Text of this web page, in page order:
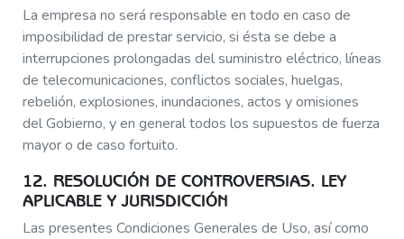
La empresa no será responsable en todo en caso de
imposibilidad de prestar servicio, si ésta se debe a
interrupciones prolongadas del suministro eléctrico, líneas
de telecomunicaciones, conflictos sociales, huelgas,
rebelión, explosiones, inundaciones, actos y omisiones
del Gobierno, y en general todos los supuestos de fuerza
mayor o de caso fortuito.
12. RESOLUCIÓN DE CONTROVERSIAS. LEY
APLICABLE Y JURISDICCIÓN
Las presentes Condiciones Generales de Uso, así como